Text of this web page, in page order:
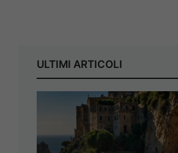
ULTIMI ARTICOLI